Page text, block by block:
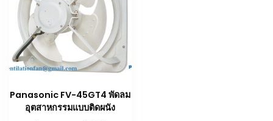
Panasonic FV-45GT4 พัดลม
อุตสาหกรรมแบบติดผนัง